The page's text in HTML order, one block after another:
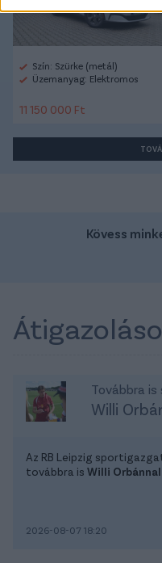
Szín: Szürke (metál)
Üzemanyag: Elektromos
11 150 000 Ft
Kövess
Továbbra is
Willi
Az RB Leipzig
továbbra is Willi Orbánnal
2026-08-07 18:20